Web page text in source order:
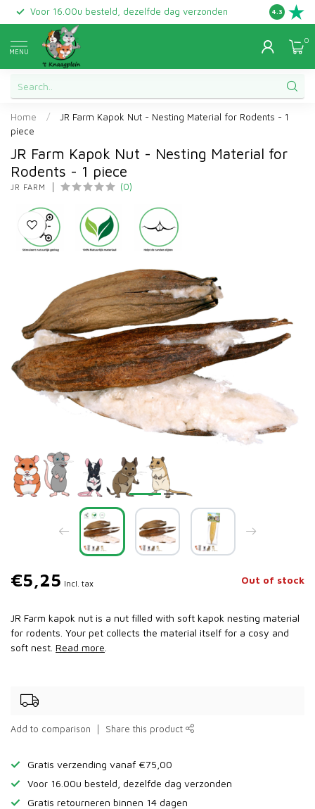
Voor 16.00u besteld, dezelfde dag verzonden Gratis
4.3
MENU
0
Home /
JR Farm Kapok Nut - Nesting Material for Rodents - 1
piece
JR Farm Kapok Nut - Nesting Material for
Rodents - 1 piece
JR FARM (0)
€5,25 Incl. tax Out of stock
JR Farm kapok nut is a nut filled with soft kapok nesting material
for rodents. Your pet collects the material itself for a cosy and
soft nest. Read more
Add to comparison Share this product
Gratis verzending vanaf €75,00
Voor 16.00u besteld, dezelfde dag verzonden
Gratis retourneren binnen 14 dagen